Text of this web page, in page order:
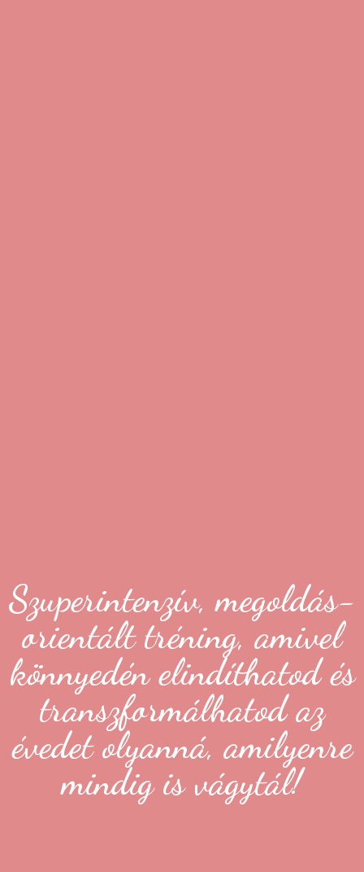
Szuperintenzív, megoldás-
orientált tréning, amivel
könnyedén elindíthatod és
transzformálhatod az
évedet olyanná, amilyenre
mindig is vágytál!